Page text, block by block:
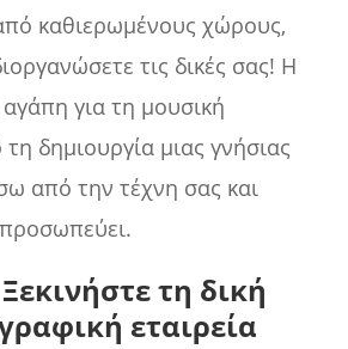
καθιερωμένους χώρους,
τις δικές σας! Η
αγάπη για τη μουσική
δημιουργία μιας γνήσιας
από την τέχνη σας και
τη δική
εταιρεία